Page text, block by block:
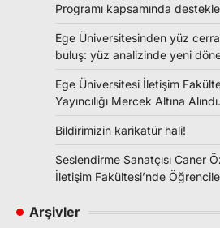
Programı kapsamında
Ege Üniversitesinden yüz
buluş: yüz analizinde yeni
Ege Üniversitesi İletişim
Yayıncılığı Mercek Altına Alındı.
Bildirimizin karikatür hali!
Seslendirme Sanatçısı Caner
İletişim Fakültesi’nde
Arşivler